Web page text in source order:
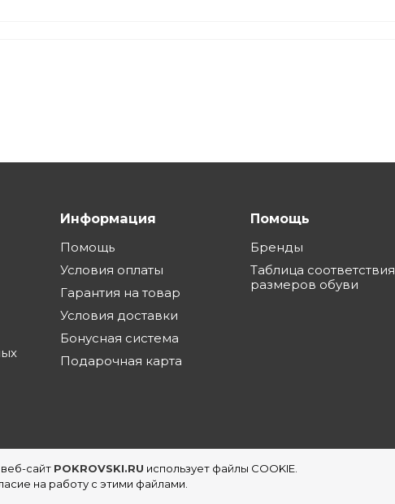
сайт POKROVSKI.RU использует файлы COOKIE.
на работу с этими файлами.
Информация
Помощь
Условия оплаты
Гарантия на товар
Условия доставки
Бонусная система
Подарочная карта
Помощь
Бренды
Таблица соответствия
размеров обуви
магазинов обуви в Екатеринбурге